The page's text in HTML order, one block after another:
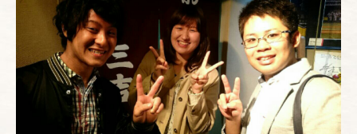
店舗情報
営業カレンダー
ネットショップ